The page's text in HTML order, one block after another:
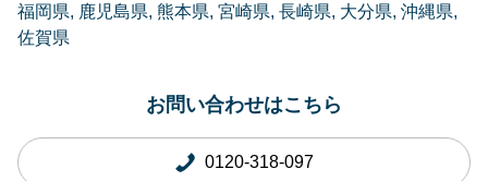
福岡県 鹿児島県 熊本県 宮崎県 長崎県 大分県 沖縄県
佐賀県
お問い合わせはこちら
0120-318-097